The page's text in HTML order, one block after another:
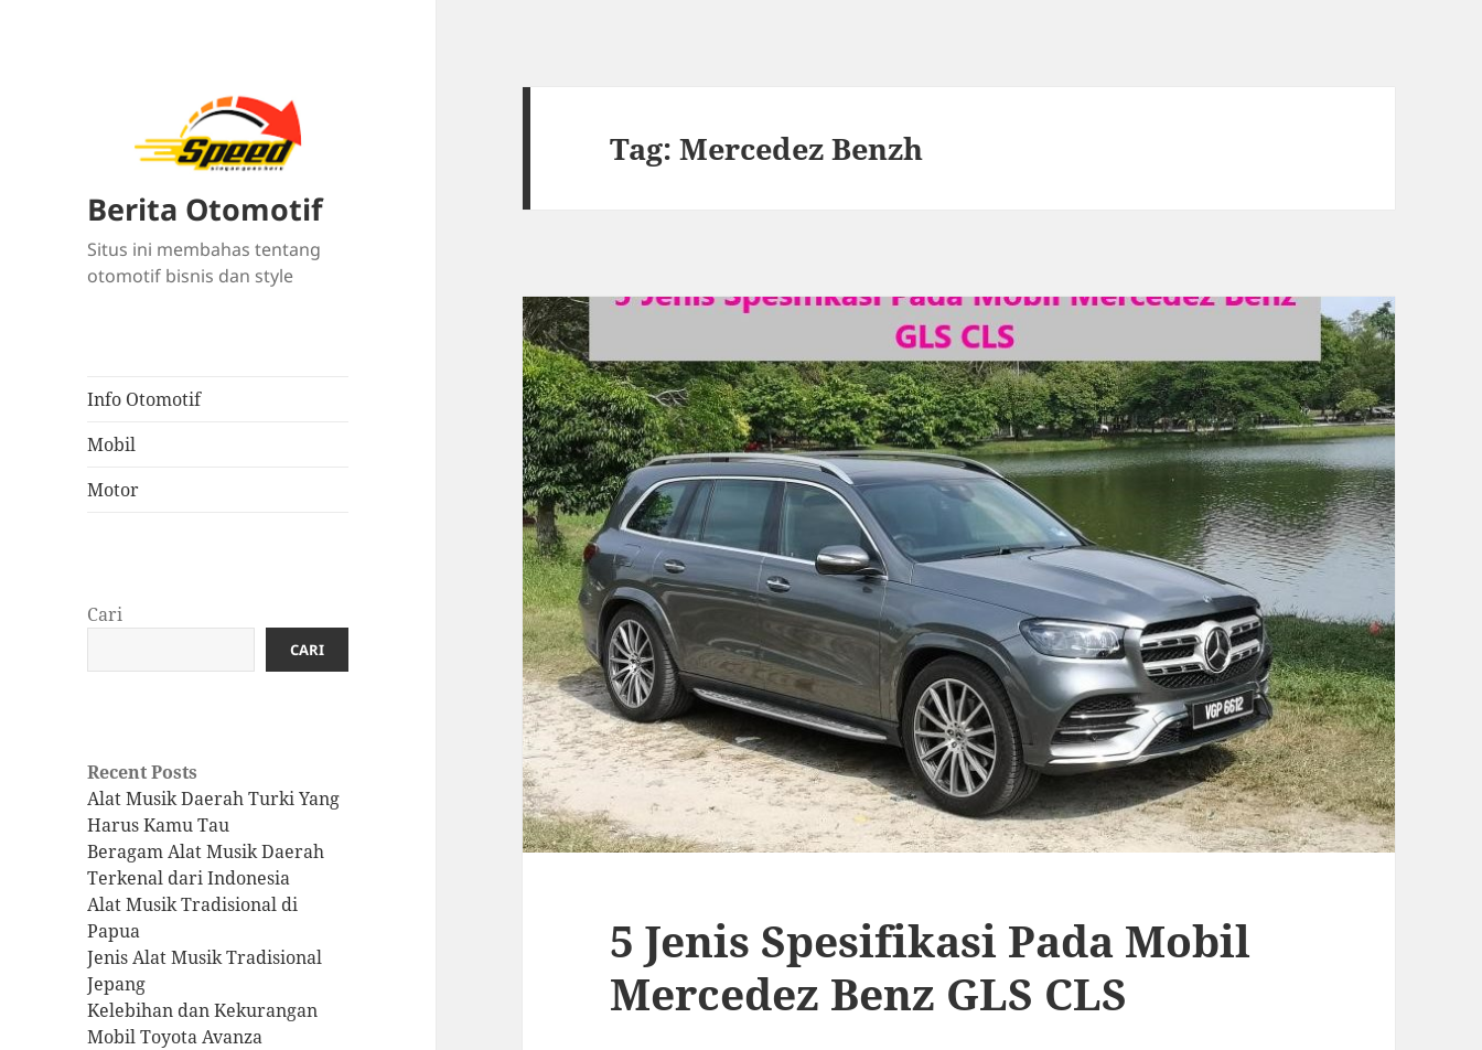
Berita Otomotif
Situs ini membahas tentang
otomotif bisnis dan style
Info Otomotif
Mobil
Motor
Cari
CARI
Recent Posts
Alat Musik Daerah Turki Yang
Harus Kamu Tau
Beragam Alat Musik Daerah
Terkenal dari Indonesia
Alat Musik Tradisional di
Papua
Jenis Alat Musik Tradisional
Jepang
Kelebihan dan Kekurangan
Mobil Toyota Avanza
Tag:Mercedez Benzh
5 Jenis Spesifikasi Pada Mobil
Mercedez Benz GLS CLS